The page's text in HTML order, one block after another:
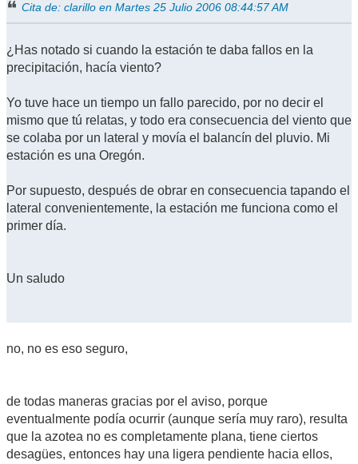
Cita de: clarillo en Martes 25 Julio 2006 08:44:57 AM
¿Has notado si cuando la estación te daba fallos en la
precipitación, hacía viento?
Yo tuve hace un tiempo un fallo parecido, por no decir el
mismo que tú relatas, y todo era consecuencia del viento que
se colaba por un lateral y movía el balancín del pluvio. Mi
estación es una Oregón.
Por supuesto, después de obrar en consecuencia tapando el
lateral convenientemente, la estación me funciona como el
primer día.
Un saludo
no, no es eso seguro,
de todas maneras gracias por el aviso, porque
eventualmente podía ocurrir (aunque sería muy raro), resulta
que la azotea no es completamente plana, tiene ciertos
desagües, entonces hay una ligera pendiente hacia ellos,